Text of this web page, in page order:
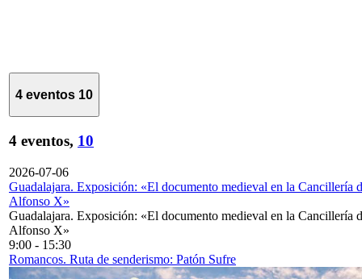
4 eventos 10
4 eventos, 10
2026-07-06
Guadalajara. Exposición: «El documento medieval en la Cancillería
Alfonso X»
Guadalajara. Exposición: «El documento medieval en la Cancillería
Alfonso X»
9:00 - 15:30
Romancos. Ruta de senderismo: Patón Sufre